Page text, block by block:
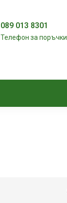
089 013 8301
Телефон за поръчки